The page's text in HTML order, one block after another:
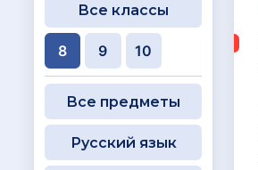
Все классы
8 9 10
Все предметы
Русский язык